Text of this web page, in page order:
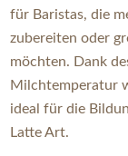
für Baristas, die
zubereiten oder
möchten. Dank
Milchtemperatur
ideal für die
Latte Art.